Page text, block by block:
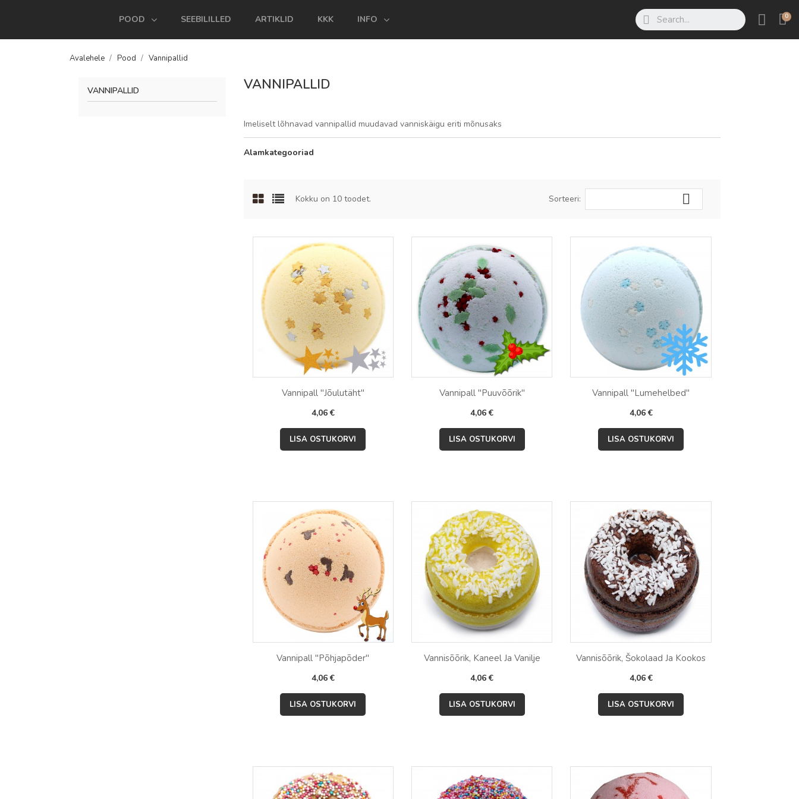
POOD SEEBILILLED ARTIKLID KKK INFO
Avalehele Pood Vannipallid
VANNIPALLID VANNIPALLID
Imeliselt lõhnavad vannipallid muudavad vanniskäigu eriti mõnusaks
Alamkategooriad
Kokku on 10 toodet. Sorteeri: 
Kiirvaade
Vannipall "Jõulutäht"
Hind
4,06 €
LISA OSTUKORVI
Kiirvaade
Vannipall "Puuvõõrik"
Hind
4,06 €
LISA OSTUKORVI
Kiirvaade
Vannipall "Lumehelbed"
Hind
4,06 €
LISA OSTUKORVI
Kiirvaade
Vannipall "Põhjapõder"
Hind
4,06 €
LISA OSTUKORVI
Kiirvaade
Vannisõõrik, Kaneel Ja Vanilje
Hind
4,06 €
LISA OSTUKORVI
Kiirvaade
Vannisõõrik, Šokolaad Ja Kookos
Hind
4,06 €
LISA OSTUKORVI